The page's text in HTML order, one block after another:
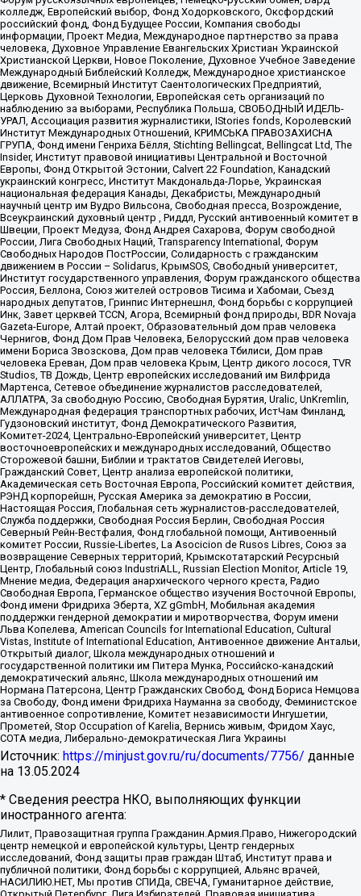
колледж, Европейский выбор, Фонд Ходорковского, Оксфордский
российский фонд, Фонд Будущее России, Компания свободы
информации, Проект Медиа, Международное партнерство за права
человека, Духовное Управление Евангельских Христиан Украинской
Христианской Церкви, Новое Поколение, Духовное Учебное Заведение
Международный Библейский Колледж, Международное христианское
движение, Всемирный Институт Саентологических Предприятий,
Церковь Духовной Технологии, Европейская сеть организаций по
наблюдению за выборами, Республика Польша, СВОБОДНЫЙ ИДЕЛЬ-
УРАЛ, Ассоциация развития журналистики, IStories fonds, Королевский
Институт Международных Отношений, КРИМСЬКА ПРАВОЗАХИСНА
ГРУПА, Фонд имени Генриха Бёлля, Stichting Bellingcat, Bellingcat Ltd, The
Insider, Институт правовой инициативы Центральной и Восточной
Европы, Фонд Открытой Эстонии, Calvert 22 Foundation, Канадский
украинский конгресс, Институт Макдональда-Лорье, Украинская
национальная федерация Канады, Декабристы, Международный
научный центр им Вудро Вильсона, Свободная пресса, Возрождение,
Всеукраинский духовный центр , Риддл, Русский антивоенный комитет в
Швеции, Проект Медуза, Фонд Андрея Сахарова, Форум свободной
России, Лига Свободных Наций, Transparеncy International, Форум
Свободных Народов ПостРоссии, Солидарность с гражданским
движением в России – Solidarus, КрымSOS, Свободный университет,
Институт государственного управления, Форум гражданского общества
Россия, Беллона, Союз жителей островов Тисима и Хабомаи, Съезд
народных депутатов, Гринпис Интернешнл, Фонд борьбы с коррупцией
Инк, Завет церквей TCCN, Агора, Всемирный фонд природы, BDR Novaja
Gazeta-Europe, Алтай проект, Образовательный дом прав человека
Чернигов, Фонд Дом Прав Человека, Белорусский дом прав человека
имени Бориса Звозскова, Дом прав человека Тбилиси, Дом прав
человека Ереван, Дом прав человека Крым, Центр дикого лосося, TVR
Studios, ТВ Дождь, Центр европейских исследований им Вилфрида
Мартенса, Сетевое объединение журналистов расследователей,
АЛЛАТРА, За свободную Россию, Свободная Бурятия, Uralic, UnKremlin,
Международная федерация транспортных рабочих, ИстЧам Финланд,
Гудзоновский институт, Фонд Демократического Развития,
Комитет-2024, Центрально-Европейский университет, Центр
восточноевропейских и международных исследований, Общество
Сторожевой башни, Библии и трактатов Свидетелей Иеговы,
Гражданский Совет, Центр анализа европейской политики,
Академическая сеть Восточная Европа, Российский комитет действия,
РЭНД корпорейшн, Русская Америка за демократию в России,
Настоящая Россия, Глобальная сеть журналистов-расследователей,
Служба поддержки, Свободная Россия Берлин, Свободная Россия
Северный Рейн-Вестфалия, Фонд глобальной помощи, Антивоенный
комитет России, Russie-Libertes, La Asocicion de Rusos Libres, Союз за
возвращение Северных территорий, Крымскотатарский Ресурсный
Центр, Глобальный союз IndustriALL, Russian Election Monitor, Article 19,
Мнение медиа, Федерация анархического черного креста, Радио
Свободная Европа, Германское общество изучения Восточной Европы,
Фонд имени Фридриха Эберта, XZ gGmbH, Мобильная академия
поддержки гендерной демократии и миротворчества, Форум имени
Льва Копелева, American Councils for International Education, Cultural
Vistas, Institute of International Education, Антивоенное движение Антальи,
Открытый диалог, Школа международных отношений и
государственной политики им Питера Мунка, Российско-канадский
демократический альянс, Школа международных отношений им
Нормана Патерсона, Центр Гражданских Свобод, Фонд Бориса Немцова
за Свободу, Фонд имени Фридриха Науманна за свободу, Феминистское
антивоенное сопротивление, Комитет независимости Ингушетии,
Прометей, Stop Occupation of Karelia, Вернись живым, Фридом Хаус,
СОТА медиа, Либерально-демократическая Лига Украины
Источник: https://minjust.gov.ru/ru/documents/7756/ данные
на 13.05.2024
* Сведения реестра НКО, выполняющих функции
иностранного агента:
Лилит, Правозащитная группа Гражданин.Армия.Право, Нижегородский
центр немецкой и европейской культуры, Центр гендерных
исследований, Фонд защиты прав граждан Штаб, Институт права и
публичной политики, Фонд борьбы с коррупцией, Альянс врачей,
НАСИЛИЮ.НЕТ, Мы против СПИДа, СВЕЧА, Гуманитарное действие,